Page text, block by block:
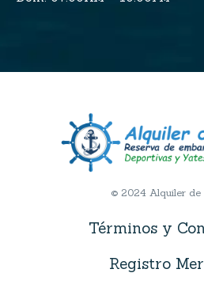
© 2024 Alquiler de
Términos y
Registro